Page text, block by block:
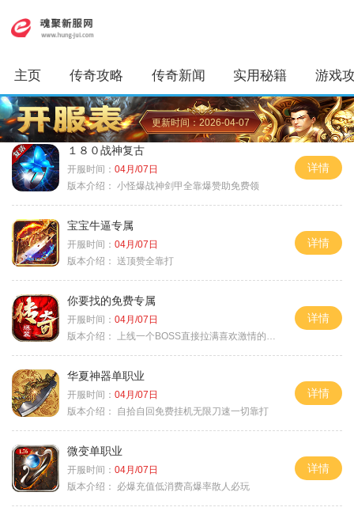
主页 传奇攻略 传奇新闻 实用秘籍 游戏
更新时间：2026-04-07
１８０战神复古
开服时间： 04月/07日
版本介绍： 小怪爆战神剑甲全靠爆赞助免费领
详情
宝宝牛逼专属
开服时间： 04月/07日
版本介绍： 送顶赞全靠打
详情
你要找的免费专属
开服时间： 04月/07日
版本介绍：
上线一个BOSS直接拉满喜欢激情的朋友进
详情
华夏神器单职业
开服时间： 04月/07日
版本介绍：
自拾自回免费挂机无限刀速一切靠打
详情
微变单职业
开服时间： 04月/07日
版本介绍：
必爆充值低消费高爆率散人必玩
详情